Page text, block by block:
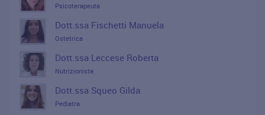
Psicoterapeuta
Dott.ssa Fischetti Manuela
Ostetrica
Dott.ssa Leccese Roberta
Nutrizionista
Dott.ssa Squeo Gilda
Pediatra